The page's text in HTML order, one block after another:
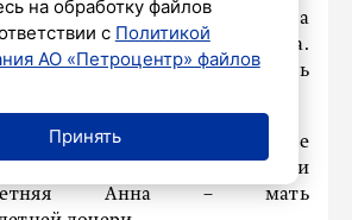
их конфликта, а теория была
Однако суд отклонил ее слова.
года запрещено размещать
срока Анна Александрова уже
в колонии она проведет три
Анна – мать
на обработку файлов
с Политикой
АО «Петроцентр» файлов
Принять